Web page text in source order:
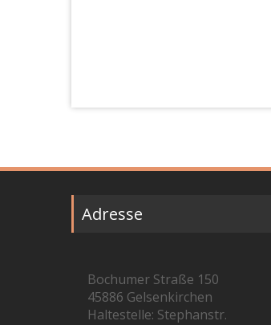
Adresse
Bochumer Straße 150
45886 Gelsenkirchen
Haltestelle: Stephanstr.